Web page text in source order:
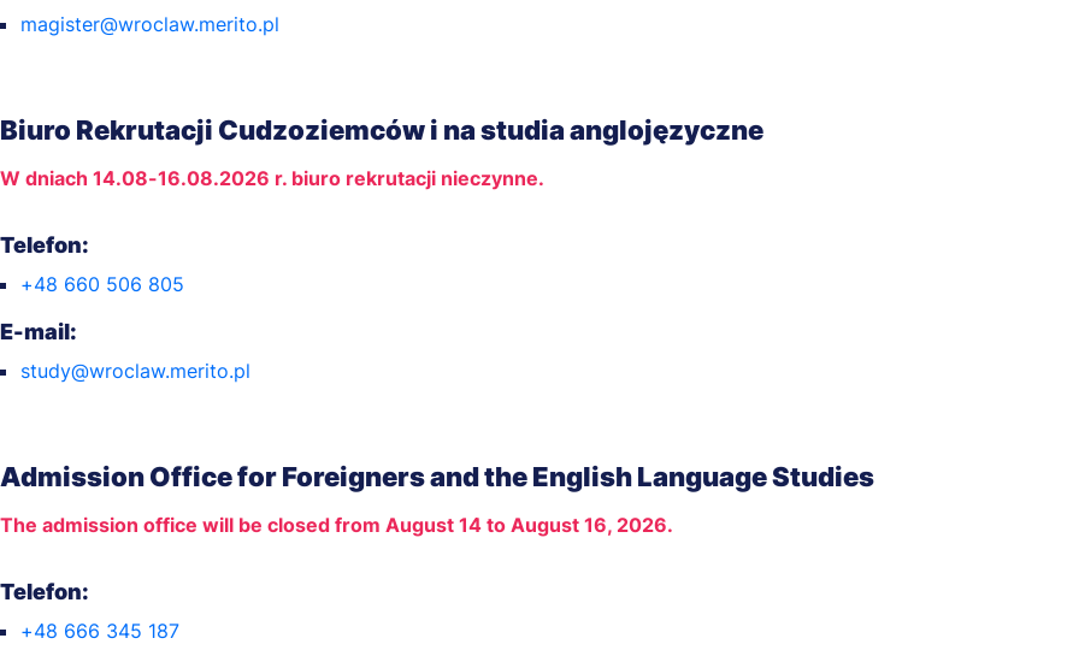
magister@wroclaw.merito.pl
Biuro Rekrutacji Cudzoziemców i na studia anglojęzyczne
W dniach 14.08-16.08.2026 r. biuro rekrutacji nieczynne.
Telefon:
+48 660 506 805
E-mail:
study@wroclaw.merito.pl
Admission Office for Foreigners and the English Language Studies
The admission office will be closed from August 14 to August 16, 2026.
Telefon:
+48 666 345 187